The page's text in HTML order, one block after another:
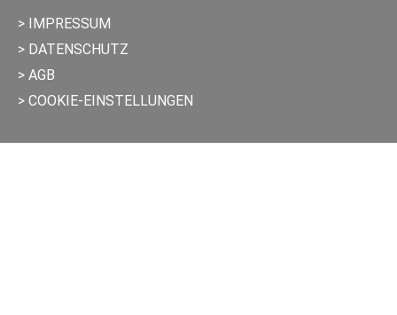
> IMPRESSUM
> DATENSCHUTZ
> AGB
> COOKIE-EINSTELLUNGEN